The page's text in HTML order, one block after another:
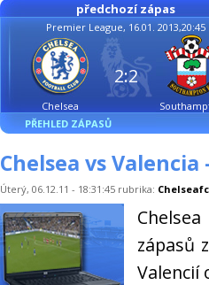
předchozí zápas
Premier League, 16.01. 2013,20:45
Chelsea
2:2
PŘEHLED ZÁPASŮ
Chelsea vs
Úterý, 06.12.11 - 18:31:45 rubrika:
zápasů
Valencií